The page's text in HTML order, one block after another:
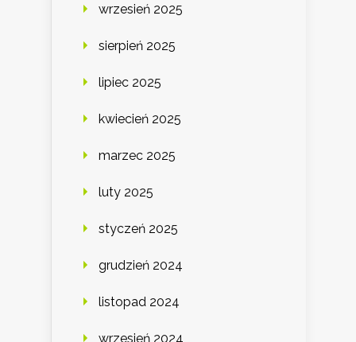
wrzesień 2025
sierpień 2025
lipiec 2025
kwiecień 2025
marzec 2025
luty 2025
styczeń 2025
grudzień 2024
listopad 2024
wrzesień 2024